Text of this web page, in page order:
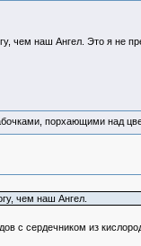
чем наш Ангел. Это я не
порхающими над
чем наш Ангел.
с сердечником из